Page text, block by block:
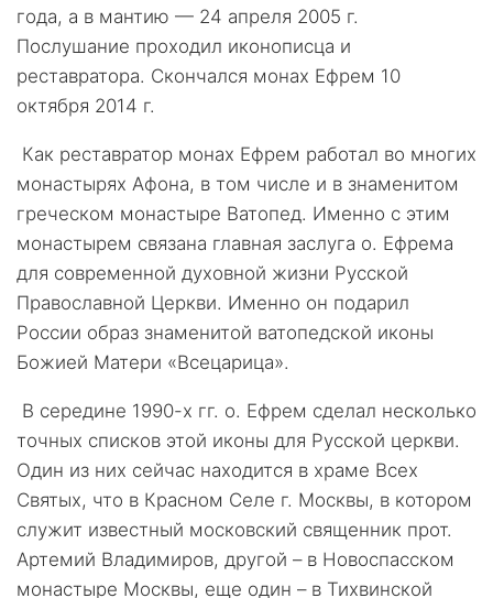
года, а в мантию — 24 апреля 2005 г.
Послушание проходил иконописца и
реставратора. Скончался монах Ефрем 10
октября 2014 г.
Как реставратор монах Ефрем работал во многих
монастырях Афона, в том числе и в знаменитом
греческом монастыре Ватопед. Именно с этим
монастырем связана главная заслуга о. Ефрема
для современной духовной жизни Русской
Православной Церкви. Именно он подарил
России образ знаменитой ватопедской иконы
Божией Матери «Всецарица».
В середине 1990-х гг. о. Ефрем сделал несколько
точных списков этой иконы для Русской церкви.
Один из них сейчас находится в храме Всех
Святых, что в Красном Селе г. Москвы, в котором
служит известный московский священник прот.
Артемий Владимиров, другой – в Новоспасском
монастыре Москвы, еще один – в Тихвинской